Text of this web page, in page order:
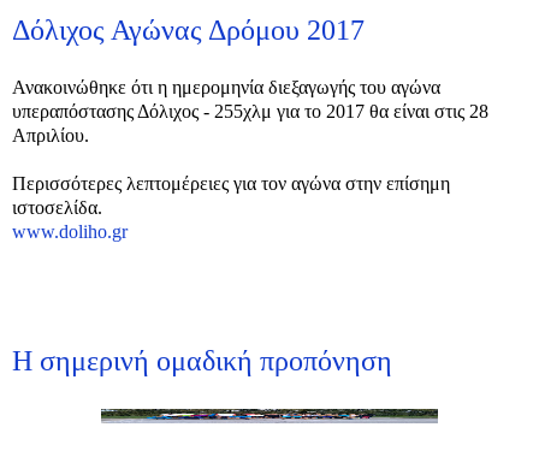
Δόλιχος Αγώνας Δρόμου 2017
Ανακοινώθηκε ότι η ημερομηνία διεξαγωγής του αγώνα
υπεραπόστασης Δόλιχος - 255χλμ για το 2017 θα είναι στις 28
Απριλίου.
Περισσότερες λεπτομέρειες για τον αγώνα στην επίσημη
ιστοσελίδα.
www.doliho.gr
Η σημερινή ομαδική προπόνηση